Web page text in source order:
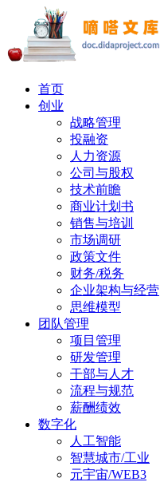
首页
创业
战略管理
投融资
人力资源
公司与股权
技术前瞻
商业计划书
销售与培训
市场调研
政策文件
财务/税务
企业架构与经营
思维模型
团队管理
项目管理
研发管理
干部与人才
流程与规范
薪酬绩效
数字化
人工智能
智慧城市/工业
元宇宙/WEB3